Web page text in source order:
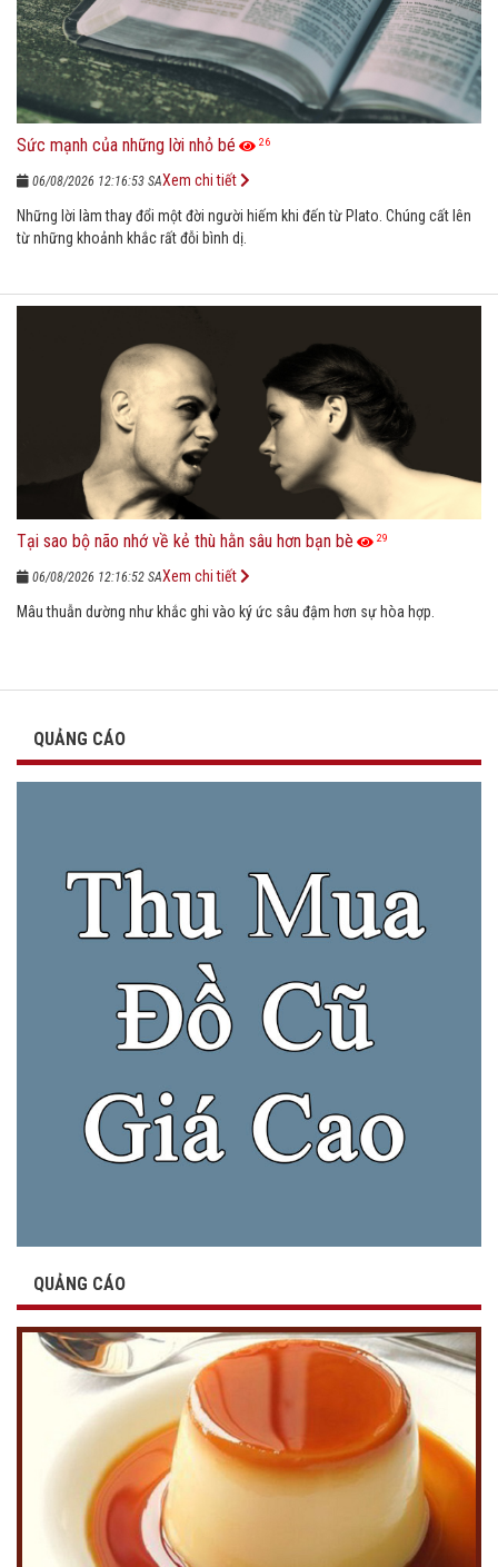
Sức mạnh của những lời nhỏ bé 26
06/08/2026 12:16:53 SA
Những lời làm thay đổi một đời người hiếm khi đến từ Plato. Chúng cất lên
từ những khoảnh khắc rất đỗi bình dị.
Xem chi tiết
Tại sao bộ não nhớ về kẻ thù hằn sâu hơn bạn bè 29
06/08/2026 12:16:52 SA
Mâu thuẫn dường như khắc ghi vào ký ức sâu đậm hơn sự hòa hợp.
Xem chi tiết
QUẢNG CÁO
QUẢNG CÁO